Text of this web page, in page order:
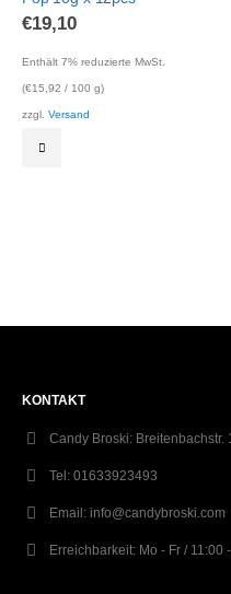
€19,10
Enthält 7% reduzierte MwSt.
(€15,92 / 100 g)
zzgl. Versand
KONTAKT
Candy Broski: Breitenbachstr.
Tel: 01633923493
Email: info@candybroski.com
Erreichbarkeit: Mo - Fr / 11:00